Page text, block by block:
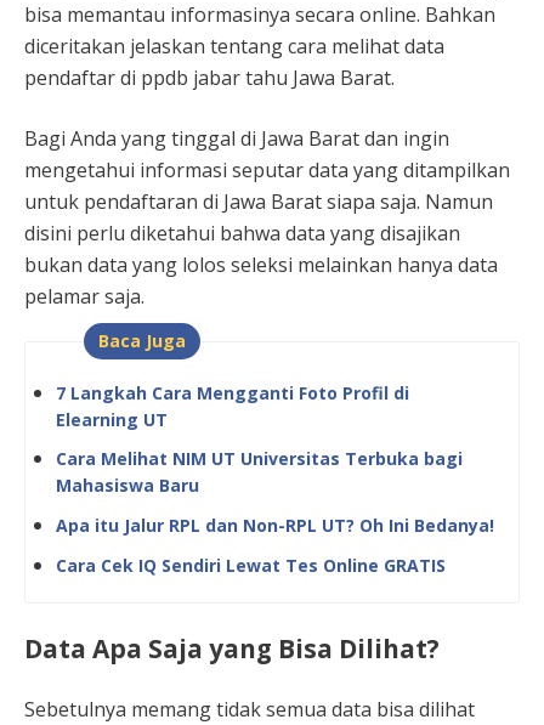
bisa memantau informasinya secara online. Bahkan
diceritakan jelaskan tentang cara melihat data
pendaftar di ppdb jabar tahu Jawa Barat.
Bagi Anda yang tinggal di Jawa Barat dan ingin
mengetahui informasi seputar data yang ditampilkan
untuk pendaftaran di Jawa Barat siapa saja. Namun
disini perlu diketahui bahwa data yang disajikan
bukan data yang lolos seleksi melainkan hanya data
pelamar saja.
Baca Juga
7 Langkah Cara Mengganti Foto Profil di
Elearning UT
Cara Melihat NIM UT Universitas Terbuka bagi
Mahasiswa Baru
Apa itu Jalur RPL dan Non-RPL UT? Oh Ini Bedanya!
Cara Cek IQ Sendiri Lewat Tes Online GRATIS
Data Apa Saja yang Bisa Dilihat?
Sebetulnya memang tidak semua data bisa dilihat